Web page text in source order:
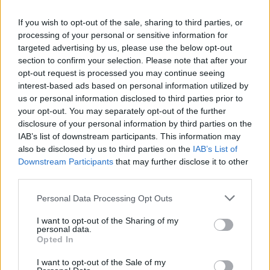
If you wish to opt-out of the sale, sharing to third parties, or
processing of your personal or sensitive information for
targeted advertising by us, please use the below opt-out
section to confirm your selection. Please note that after your
opt-out request is processed you may continue seeing
interest-based ads based on personal information utilized by
us or personal information disclosed to third parties prior to
your opt-out. You may separately opt-out of the further
disclosure of your personal information by third parties on the
IAB’s list of downstream participants. This information may
also be disclosed by us to third parties on the IAB’s List of
Downstream Participants that may further disclose it to other
Personal Data Processing Opt Outs
I want to opt-out of the Sharing of my
personal data.
Opted In
I want to opt-out of the Sale of my